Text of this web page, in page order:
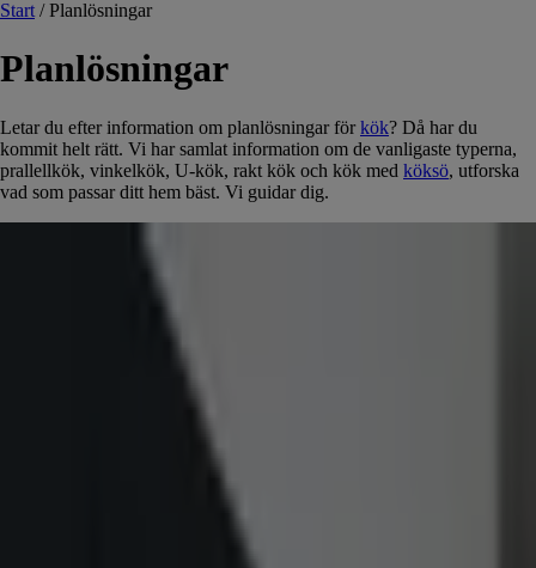
Start / Planlösningar
Planlösningar
Letar du efter information om planlösningar förkök? Då har du
kommit helt rätt. Vi har samlat information om de vanligaste typerna,
prallellkök, vinkelkök, U-kök, rakt kök och kök med köksö, utforska
vad som passar ditt hem bäst. Vi guidar dig.